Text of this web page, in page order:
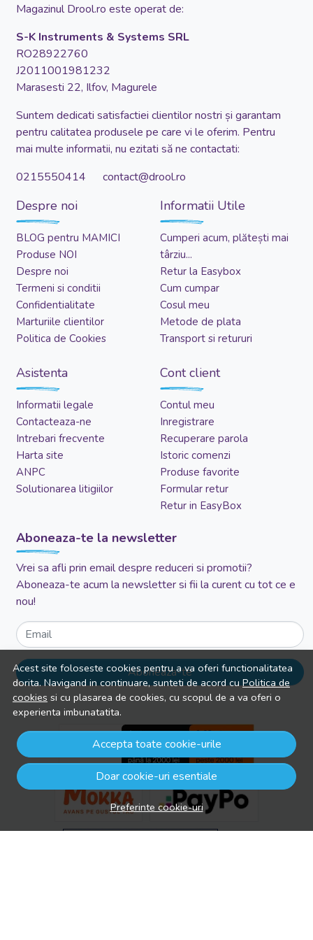
Acest site foloseste cookies pentru a va oferi functionalitatea
dorita. Navigand in continuare, sunteti de acord cuPolitica de
cookies si cu plasarea de cookies, cu scopul de a va oferi o
experienta imbunatatita.
Accepta toate cookie-urile
Doar cookie-uri esentiale
Preferinte cookie-uri
Magazinul Drool.ro este operat de:
S-K Instruments & Systems SRL
RO28922760
J2011001981232
Marasesti 22, Ilfov, Magurele
Suntem dedicati satisfactiei clientilor nostri și garantam
pentru calitatea produsele pe care vi le oferim. Pentru
mai multe informatii, nu ezitati să ne contactati:
0215550414 contact@drool.ro
Despre noi
BLOG pentru MAMICI
Produse NOI
Despre noi
Termeni si conditii
Confidentialitate
Marturiile clientilor
Politica de Cookies
Informatii Utile
Cumperi acum, plătești mai
târziu...
Retur la Easybox
Cum cumpar
Cosul meu
Metode de plata
Transport si retururi
Asistenta
Informatii legale
Contacteaza-ne
Intrebari frecvente
Harta site
ANPC
Solutionarea litigiilor
Cont client
Contul meu
Inregistrare
Recuperare parola
Istoric comenzi
Produse favorite
Formular retur
Retur in EasyBox
Aboneaza-te la newsletter
Vrei sa afli prin email despre reduceri si promotii?
Aboneaza-te acum la newsletter si fii la curent cu tot ce e
nou!
Email
Aboneaza-te